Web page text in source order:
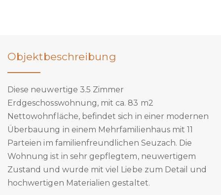
Objektbeschreibung
Diese neuwertige 3.5 Zimmer
Erdgeschosswohnung, mit ca. 83 m2
Nettowohnfläche, befindet sich in einer modernen
Überbauung in einem Mehrfamilienhaus mit 11
Parteien im familienfreundlichen Seuzach. Die
Wohnung ist in sehr gepflegtem, neuwertigem
Zustand und wurde mit viel Liebe zum Detail und
hochwertigen Materialien gestaltet.